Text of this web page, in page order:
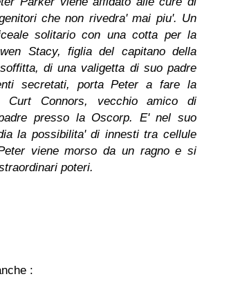
che non rivedra' mai piu'. Un
solitario con una cotta per la
Stacy, figlia del capitano della
di una valigetta di suo padre
secretati, porta Peter a fare la
Curt Connors, vecchio amico di
presso la Oscorp. E' nel suo
la possibilita' di innesti tra cellule
viene morso da un ragno e si
poteri.
: